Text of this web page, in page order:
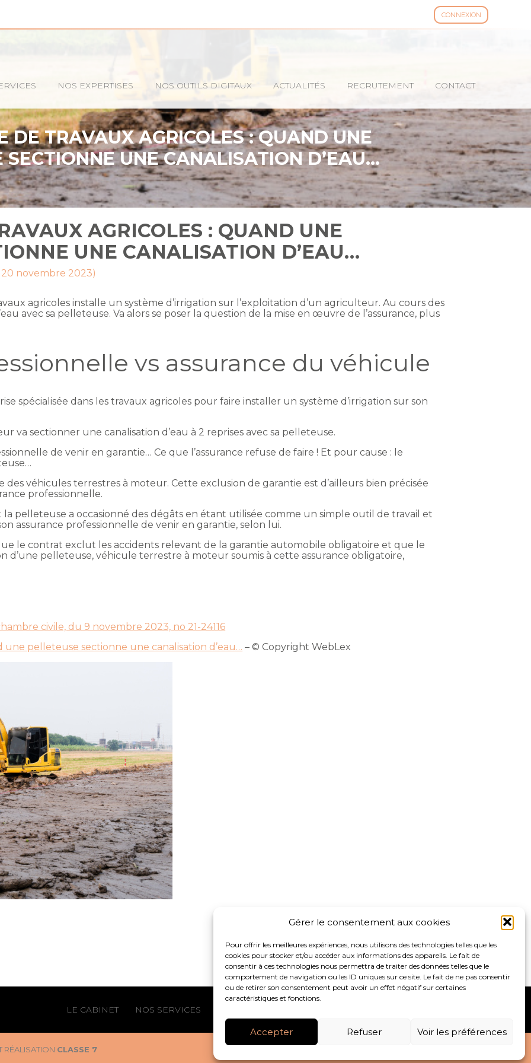
Gérer le consentement aux cookies
Pour offrir les meilleures expériences, nous utilisons des technologies telles que les
cookies pour stocker et/ou accéder aux informations des appareils. Le fait de
consentir à ces technologies nous permettra de traiter des données telles que le
comportement de navigation ou les ID uniques sur ce site. Le fait de ne pas consentir
ou de retirer son consentement peut avoir un effet négatif sur certaines
caractéristiques et fonctions.
Accepter Refuser Voir les préférences
CONNEXION
NOS EXPERTISES NOS OUTILS DIGITAUX ACTUALITÉS RECRUTEMENT CONTACT
DE TRAVAUX AGRICOLES : QUAND UNE
SECTIONNE UNE CANALISATION D’EAU…
AGRICOLES : QUAND UNE
UNE CANALISATION D’EAU…
20 novembre 2023)
agricoles installe un système d’irrigation sur l’exploitation d’un agriculteur. Au cours des
avec sa pelleteuse. Va alors se poser la question de la mise en œuvre de l’assurance, plus
vs assurance du véhicule
spécialisée dans les travaux agricoles pour faire installer un système d’irrigation sur son
va sectionner une canalisation d’eau à 2 reprises avec sa pelleteuse.
de venir en garantie… Ce que l’assurance refuse de faire ! Et pour cause : le
des véhicules terrestres à moteur. Cette exclusion de garantie est d’ailleurs bien précisée
professionnelle.
: la pelleteuse a occasionné des dégâts en étant utilisée comme un simple outil de travail et
assurance professionnelle de venir en garantie, selon lui.
le contrat exclut les accidents relevant de la garantie automobile obligatoire et que le
d’une pelleteuse, véhicule terrestre à moteur soumis à cette assurance obligatoire,
civile, du 9 novembre 2023, no 21-24116
pelleteuse sectionne une canalisation d’eau… – © Copyright WebLex
Footer
LE CABINET NOS SERVICES
RÉALISATION CLASSE 7